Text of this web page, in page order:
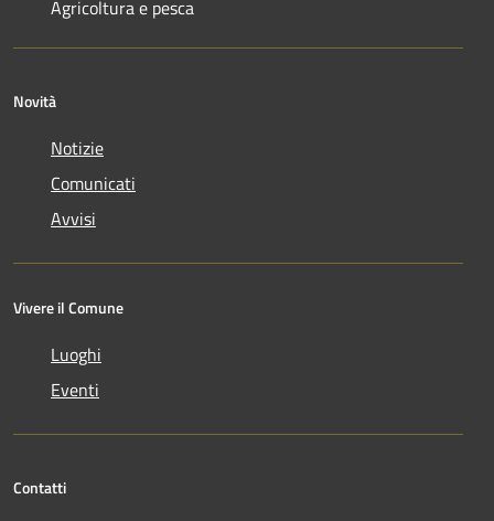
Agricoltura e pesca
Novità
Notizie
Comunicati
Avvisi
Vivere il Comune
Luoghi
Eventi
Contatti